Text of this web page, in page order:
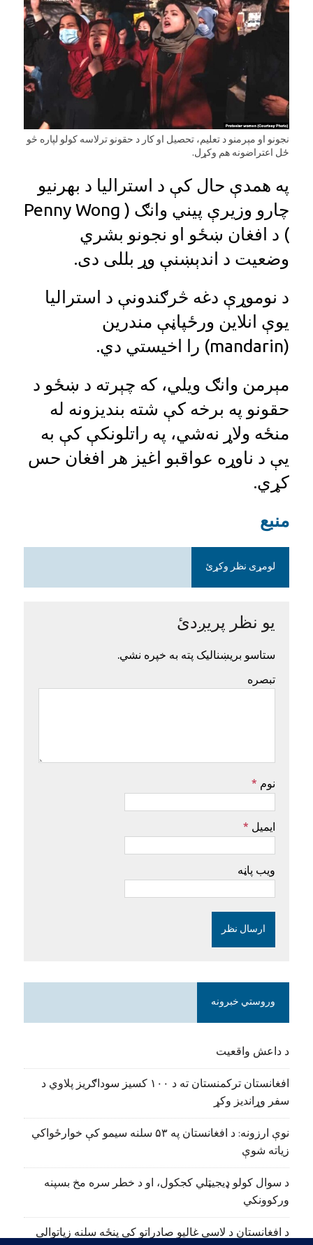
نجونو او مېرمنو د تعليم، تحصيل او کار د حقونو ترلاسه کولو لپاره څو
ځل اعتراضونه هم وکړل.
په همدې حال کې د استرالیا د بهرنیو
چارو وزیرې پیني وانګ ( Penny Wong
) د افغان ښځو او نجونو بشري
وضعیت د اندېښنې وړ بللی دی.
د نوموړې دغه څرګندونې د استرالیا
یوې انلاین ورځپاڼې مندرین
(mandarin) را اخیستي دي.
مېرمن وانګ ویلي، که چېرته د ښځو د
حقونو په برخه کې شته بندیزونه له
منځه ولاړ نه‌شي، په راتلونکې کې به
یې د ناوړه عواقبو اغیز هر افغان حس
کړي.
منبع
لومړی نظر وکړئ
یو نظر پریږدئ
ستاسو بریښنالیک پته به خپره نشي.
تبصره
نوم *
ایمیل *
ویب پاڼه
وروستي خبرونه
د داعش واقعیت
افغانستان ترکمنستان ته د ۱۰۰ کسیز سوداګریز پلاوي د
سفر وړاندیز وکړ
نوې ارزونه: د افغانستان په ۵۳ سلنه سیمو کې خوارځواکي
زیاته شوې
د سوال کولو ډیجیټلي کجکول، او د خطر سره مخ بسپنه
ورکوونکي
د افغانستان د لاسي غالیو صادراتو کې پنځه سلنه زیاتوالی